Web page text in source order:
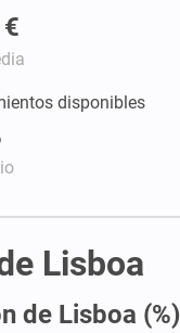
disponibles
Lisboa
de Lisboa (%)